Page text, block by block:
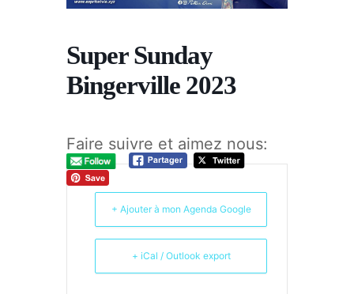
Super Sunday
Bingerville 2023
Faire suivre et aimez nous:
+ Ajouter à mon Agenda Google
+ iCal / Outlook export